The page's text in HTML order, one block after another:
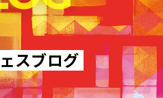
スブログ